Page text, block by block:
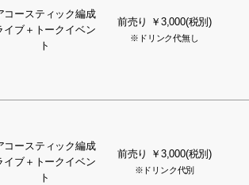
コースティック編成
イブ＋トークイベン
ト
前売り ￥3,000(税別)
※ドリンク代無し
コースティック編成
イブ＋トークイベン
ト
前売り ￥3,000(税別)
※ドリンク代別